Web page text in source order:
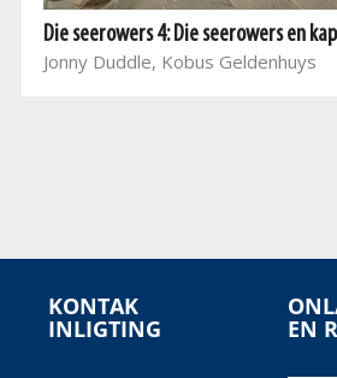
Die seerowers 4: Die seerowers en
Jonny Duddle, Kobus Geldenhuys
KONTAK
INLIGTING EN